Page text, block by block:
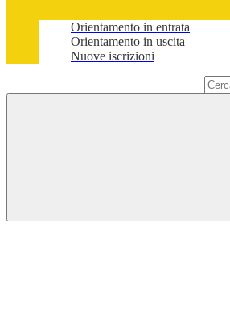
Orientamento in entrata
Orientamento in uscita
Nuove iscrizioni